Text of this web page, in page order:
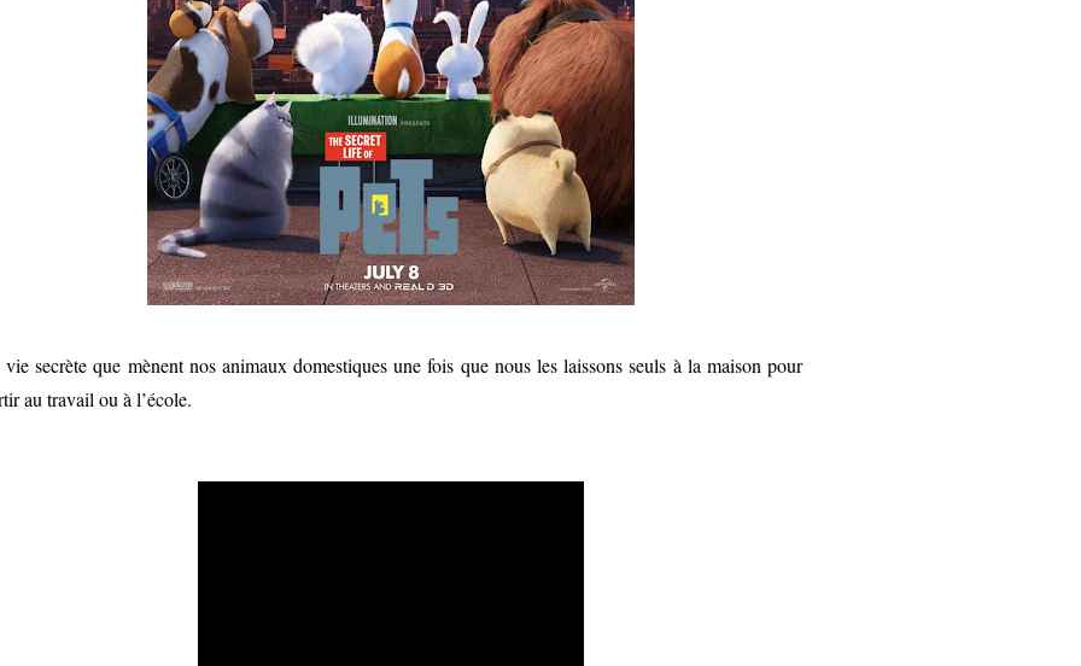
secrète que mènent nos animaux domestiques une fois que nous les laissons seuls à la maison pour
au travail ou à l’école.